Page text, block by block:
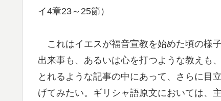
イ4章23～25節）
これはイエスが福音宣教を始めた頃の様
出来事も、あるいは心を打つような教えも
とれるような記事の中にあって、さらに目
げてみたい。ギリシャ語原文においては、